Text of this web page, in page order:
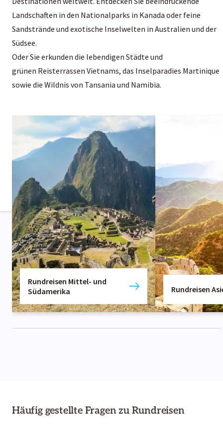
Landschaften in den Nationalparks in Kanada oder feine
Sandstrände und exotische Inselwelten in Australien und der
Südsee.
Oder Sie erkunden die lebendigen Städte und
grünen Reisterrassen Vietnams, das Inselparadies Martinique
sowie die Wildnis von Tansania und Namibia.
Rundreisen Mittel- und
Südamerika
Rundreisen
Häufig gestellte Fragen zu Rundreisen